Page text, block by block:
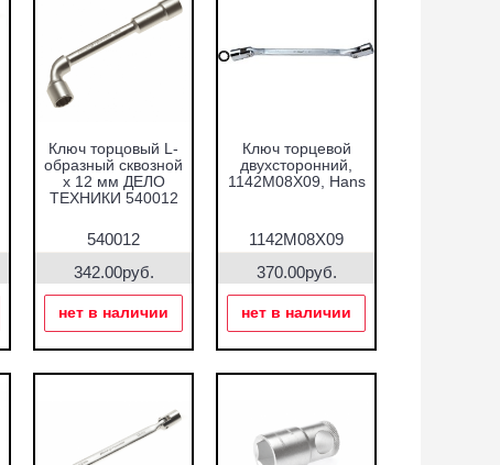
Ключ торцовый L-
образный сквозной
х 12 мм ДЕЛО
ТЕХНИКИ 540012
540012
342.00руб.
нет в наличии
Ключ торцевой
двухсторонний,
1142M08X09, Hans
1142M08X09
370.00руб.
нет в наличии